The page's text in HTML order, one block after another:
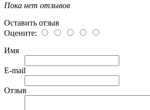
Пока нет отзывов
Оставить отзыв
Оцените:
Имя
E-mail
Отзыв